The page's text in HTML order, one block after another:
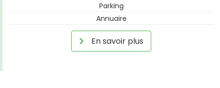
Parking
Annuaire
En savoir plus